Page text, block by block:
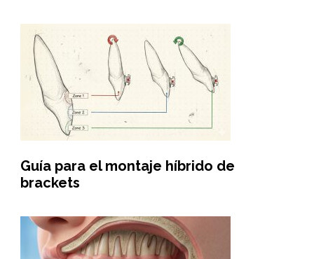
Guía para el montaje híbrido de
brackets